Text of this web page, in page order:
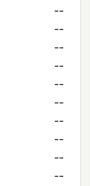
--
--
--
--
--
--
--
--
--
--